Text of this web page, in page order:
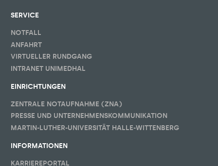
SERVICE
NOTFALL
ANFAHRT
VIRTUELLER RUNDGANG
INTRANET UNIMEDHAL
EINRICHTUNGEN
ZENTRALE NOTAUFNAHME (ZNA)
PRESSE UND UNTERNEHMENSKOMMUNIKATION
MARTIN-LUTHER-UNIVERSITÄT HALLE-WITTENBERG
INFORMATIONEN
KARRIEREPORTAL